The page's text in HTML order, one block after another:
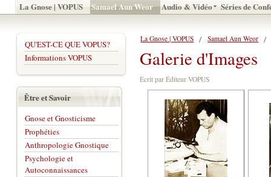
La Gnose | VOPUS Samael Aun Weor Audio & Vidéo Séries de
La Gnose | VOPUS Samael Aun Weor
Galerie d'Images
Écrit par Éditeur VOPUS
QU'EST-CE QUE VOPUS?
Informations VOPUS
Être et Savoir
Gnose et Gnosticisme
Prophéties
Anthropologie Gnostique
Psychologie et
Autoconnaissances